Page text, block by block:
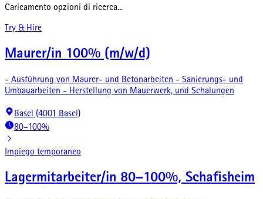
Caricamento opzioni di ricerca...
Try & Hire
Maurer/in 100% (m/w/d)
- Ausführung von Maurer- und Betonarbeiten - Sanierungs- und
Umbauarbeiten - Herstellung von Mauerwerk, und Schalungen
Basel (4001 Basel)
80–100%
Impiego temporaneo
Lagermitarbeiter/in 80–100%, Schafisheim